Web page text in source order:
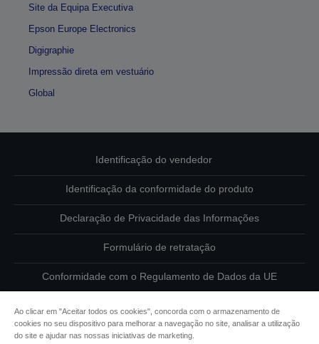
Site da Equipa Executiva
Epson Europe Electronics
Digigraphie
Impressão direta em vestuário
Global
Identificação do vendedor
Identificação da conformidade do produto
Declaração de Privacidade das Informações
Formulário de retratação
Conformidade com o Regulamento de Dados da UE
Informações sobre cookies
Ao clicar em "Aceitar todos os cookies", concorda com o armazenamento de
cookies no seu dispositivo para melhorar a navegação no site, analisar a utilização
do site e ajudar nas nossas iniciativas de marketing.